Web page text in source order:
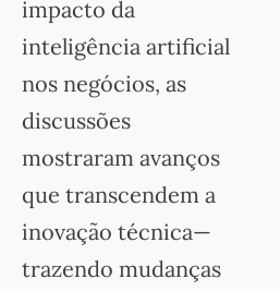
impacto da
inteligência artificial
nos negócios, as
discussões
mostraram avanços
que transcendem a
inovação técnica—
trazendo mudanças